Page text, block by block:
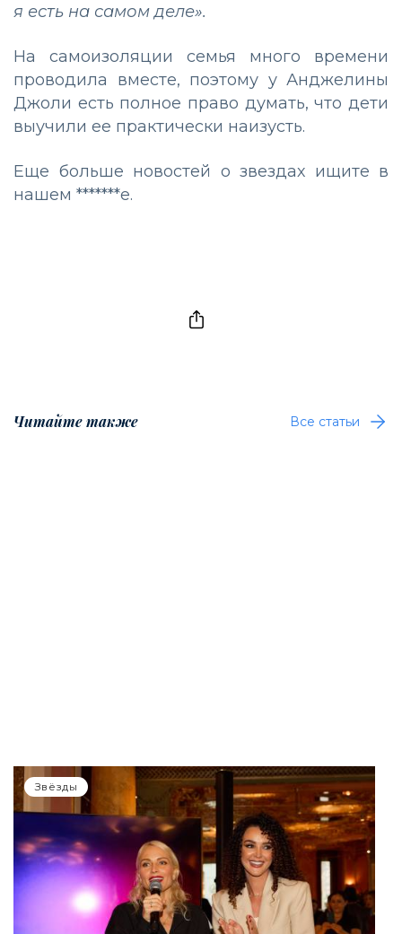
я есть на самом деле».
На самоизоляции семья много времени
проводила вместе, поэтому у Анджелины
Джоли есть полное право думать, что дети
выучили ее практически наизусть.
Еще больше новостей о звездах ищите в
нашем *******е.
Читайте также Все статьи
Звёзды